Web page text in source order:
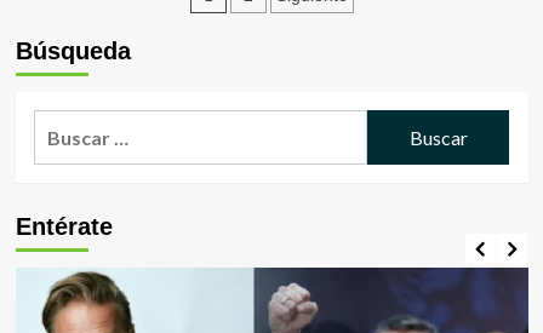
el
Buques
¿Qué
cuáles
sus
ventajas?
Búsqueda
Entérate